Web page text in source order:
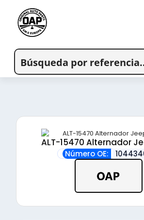
ALT-15470 Alternador
Número OE: